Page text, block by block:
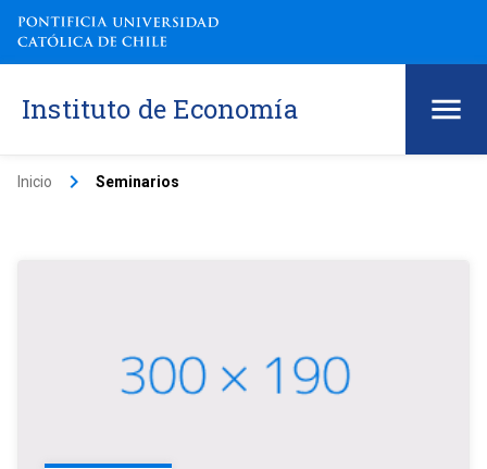
Instituto de Economía
Inicio keyboard_arrow_right Seminarios